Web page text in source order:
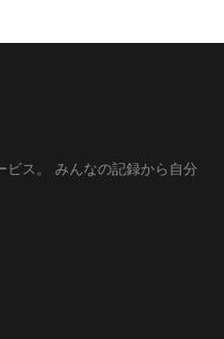
ス。
みんなの記録から自分